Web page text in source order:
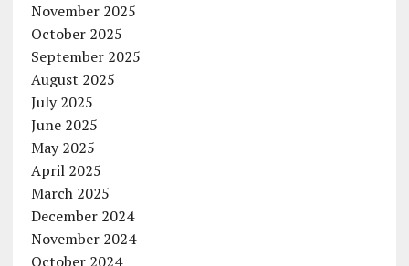
November 2025
October 2025
September 2025
August 2025
July 2025
June 2025
May 2025
April 2025
March 2025
December 2024
November 2024
October 2024